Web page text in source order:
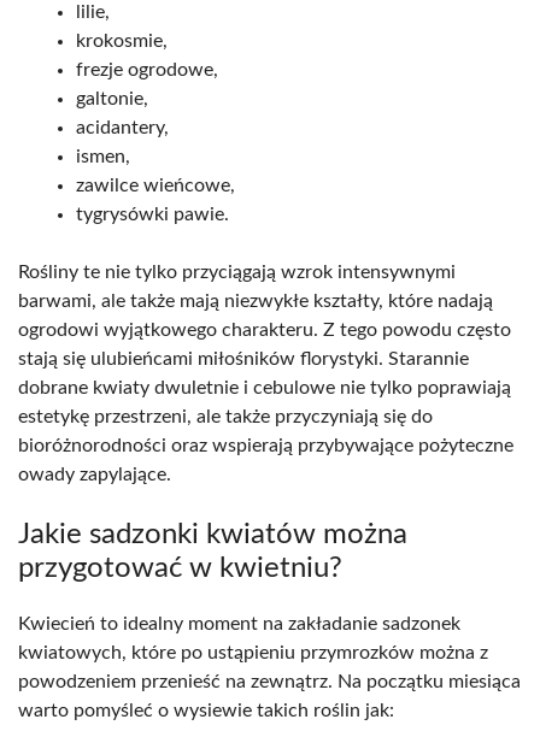
lilie,
krokosmie,
frezje ogrodowe,
galtonie,
acidantery,
ismen,
zawilce wieńcowe,
tygrysówki pawie.
Rośliny te nie tylko przyciągają wzrok intensywnymi
barwami, ale także mają niezwykłe kształty, które nadają
ogrodowi wyjątkowego charakteru. Z tego powodu często
stają się ulubieńcami miłośników florystyki. Starannie
dobrane kwiaty dwuletnie i cebulowe nie tylko poprawiają
estetykę przestrzeni, ale także przyczyniają się do
bioróżnorodności oraz wspierają przybywające pożyteczne
owady zapylające.
Jakie sadzonki kwiatów można
przygotować w kwietniu?
Kwiecień to idealny moment na zakładanie sadzonek
kwiatowych, które po ustąpieniu przymrozków można z
powodzeniem przenieść na zewnątrz. Na początku miesiąca
warto pomyśleć o wysiewie takich roślin jak: